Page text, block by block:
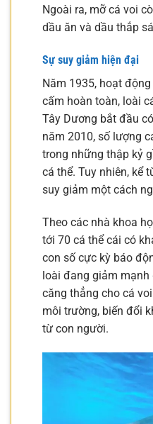
Ngoài ra, mỡ cá voi
dầu ăn và dầu thắp
Sự suy giảm hiện đại
Năm 1935, hoạt
cấm hoàn toàn, loài
Tây Dương bắt đầu
năm 2010, số lượng
trong những thập kỷ
cá thể. Tuy nhiên, kể
suy giảm một cách
Theo các nhà khoa
tới 70 cá thể cái có
con số cực kỳ báo
loài đang giảm mạnh
căng thẳng cho cá
môi trường, biến đổi
từ con người.